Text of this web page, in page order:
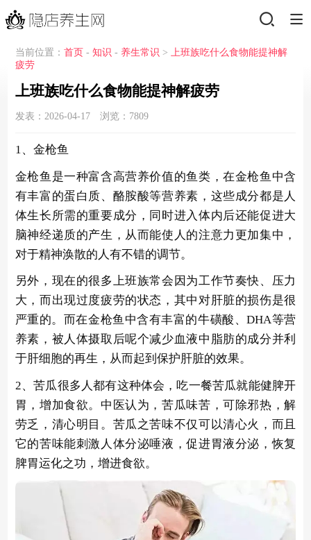
当前位置： 首页- 知识 - 养生常识 >
上班族吃什么食物能提神解
疲劳
上班族吃什么食物能提神解疲劳
发表：2026-04-17 浏览： 7809
1、金枪鱼
金枪鱼是一种富含高营养价值的鱼类，在金枪鱼中含
有丰富的蛋白质、酪胺酸等营养素，这些成分都是人
体生长所需的重要成分，同时进入体内后还能促进大
脑神经递质的产生，从而能使人的注意力更加集中，
对于精神涣散的人有不错的调节。
另外，现在的很多上班族常会因为工作节奏快、压力
大，而出现过度疲劳的状态，其中对肝脏的损伤是很
严重的。而在金枪鱼中含有丰富的牛磺酸、DHA等营
养素，被人体摄取后呢个减少血液中脂肪的成分并利
于肝细胞的再生，从而起到保护肝脏的效果。
2、苦瓜很多人都有这种体会，吃一餐苦瓜就能健脾开
胃，增加食欲。中医认为，苦瓜味苦，可除邪热，解
劳乏，清心明目。苦瓜之苦味不仅可以清心火，而且
它的苦味能刺激人体分泌唾液，促进胃液分泌，恢复
脾胃运化之功，增进食欲。